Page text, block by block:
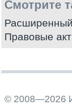
Смотрите
Правовые
© 2008—2026